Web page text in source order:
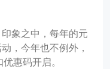
象之中，每年的元
，今年也不例外，
惠码开启。